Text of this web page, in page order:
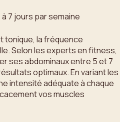
7 jours par semaine
tonique, la fréquence
Selon les experts en fitness,
ses abdominaux entre 5 et 7
optimaux. En variant les
intensité adéquate à chaque
vos muscles